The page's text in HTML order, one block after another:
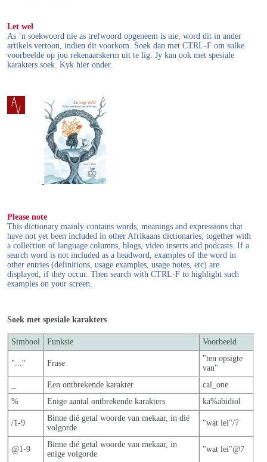
Let wel
As ’n soekwoord nie as trefwoord opgeneem is nie, word dit in ander
artikels vertoon, indien dit voorkom. Soek dan met CTRL-F om sulke
voorbeelde op jou rekenaarskerm uit te lig. Jy kan ook met spesiale
karakters soek. Kyk hier onder.
Please note
This dictionary mainly contains words, meanings and expressions that
have not yet been included in other Afrikaans dictionaries, together with
a collection of language columns, blogs, video inserts and podcasts. If a
search word is not included as a headword, examples of the word in
other entries (definitions, usage examples, usage notes, etc) are
displayed, if they occur. Then search with CTRL-F to highlight such
examples on your screen.
Soek met spesiale karakters
Simbool Funksie Voorbeeld
"..." Frase
"ten opsigte
van"
Een ontbrekende karakter
cal_one
%
Enige aantal ontbrekende karakters ka%abidiol
/1-9
Binne dié getal woorde van mekaar, in dié
volgorde
"wat lei"/7
@1-9
Binne dié getal woorde van mekaar, in
enige volgorde
"wat lei"@7